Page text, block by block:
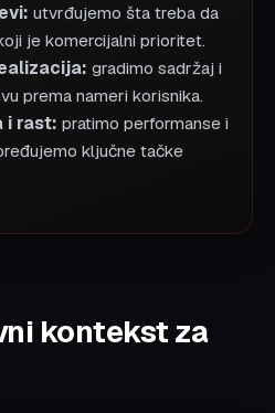
utvrđujemo šta treba da
je komercijalni prioritet.
gradimo sadržaj i
prema nameri korisnika.
i rast: pratimo performanse i
ključne tačke
kontekst za